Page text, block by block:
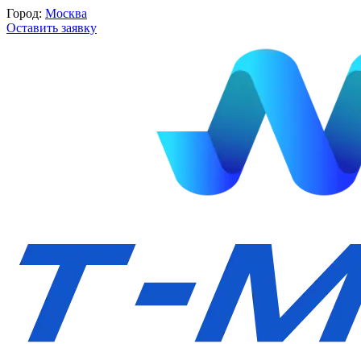
Город: Москва
Оставить заявку